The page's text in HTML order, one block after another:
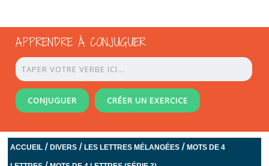
APPRENDRE À CONJUGUER
CONJUGUER CRÉER UN EXERCICE
ACCUEIL /DIVERS /LES LETTRES MÉLANGÉES /MOTS DE 4